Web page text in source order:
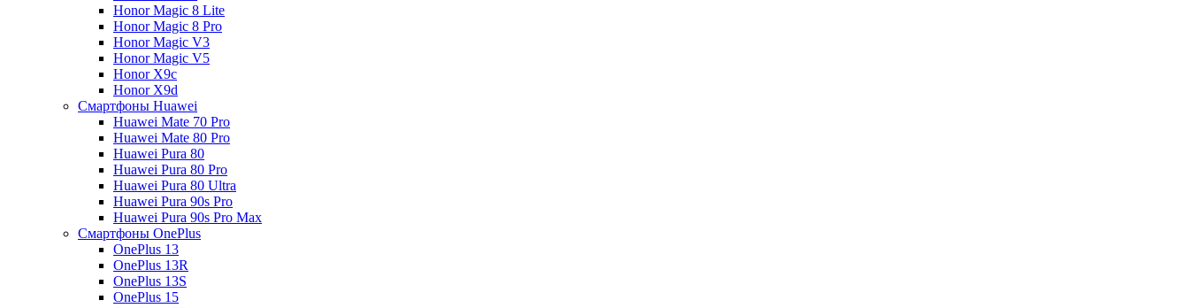
Honor Magic 8 Lite
Honor Magic 8 Pro
Honor Magic V3
Honor Magic V5
Honor X9c
Honor X9d
Смартфоны Huawei
Huawei Mate 70 Pro
Huawei Mate 80 Pro
Huawei Pura 80
Huawei Pura 80 Pro
Huawei Pura 80 Ultra
Huawei Pura 90s Pro
Huawei Pura 90s Pro Max
Смартфоны OnePlus
OnePlus 13
OnePlus 13R
OnePlus 13S
OnePlus 15